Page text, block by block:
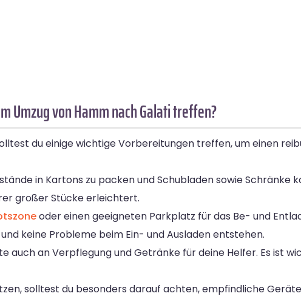
Umzug von Hamm nach Galati treffen?
du einige wichtige Vorbereitungen treffen, um einen
in Kartons zu packen und Schubladen sowie Schränke
großer Stücke erleichtert.
oder einen geeigneten Parkplatz für das Be- und
keine Probleme beim Ein- und Ausladen entstehen.
auch an Verpflegung und Getränke für deine Helfer. Es ist
solltest du besonders darauf achten, empfindliche